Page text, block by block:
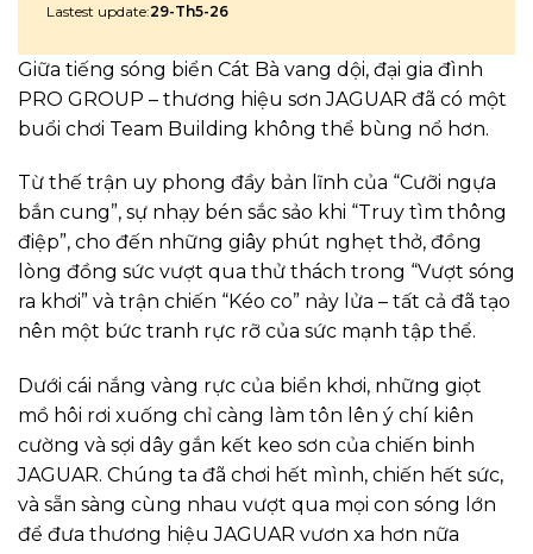
Lastest update:29-Th5-26
Giữa tiếng sóng biển Cát Bà vang dội, đại gia đình
PRO GROUP – thương hiệu sơn JAGUAR đã có một
buổi chơi Team Building không thể bùng nổ hơn.
Từ thế trận uy phong đầy bản lĩnh của “Cưỡi ngựa
bắn cung”, sự nhạy bén sắc sảo khi “Truy tìm thông
điệp”, cho đến những giây phút nghẹt thở, đồng
lòng đồng sức vượt qua thử thách trong “Vượt sóng
ra khơi” và trận chiến “Kéo co” nảy lửa – tất cả đã tạo
nên một bức tranh rực rỡ của sức mạnh tập thể.
Dưới cái nắng vàng rực của biển khơi, những giọt
mồ hôi rơi xuống chỉ càng làm tôn lên ý chí kiên
cường và sợi dây gắn kết keo sơn của chiến binh
JAGUAR. Chúng ta đã chơi hết mình, chiến hết sức,
và sẵn sàng cùng nhau vượt qua mọi con sóng lớn
để đưa thương hiệu JAGUAR vươn xa hơn nữa